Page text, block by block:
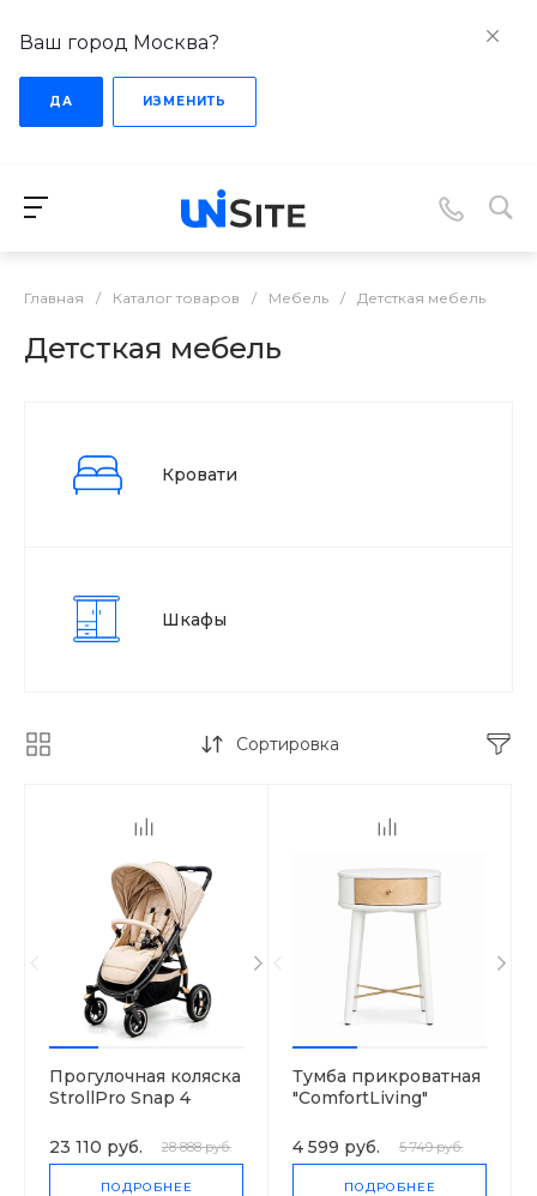
Ваш город Москва?
ДА ИЗМЕНИТЬ
Главная / Каталог товаров / Мебель / Детсткая мебель
Детсткая мебель
Кровати
Шкафы
Сортировка
Прогулочная коляска
StrollPro Snap 4
23 110 руб. 28 888 руб.
ПОДРОБНЕЕ
Тумба прикроватная
"ComfortLiving"
4 599 руб. 5 749 руб.
ПОДРОБНЕЕ